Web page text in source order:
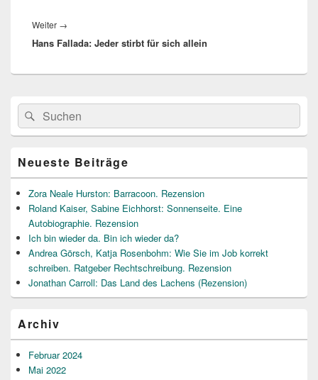
Weiter →
Beitrag:
Hans Fallada: Jeder stirbt für sich allein
Primärer
Seitenleisten
Widget-
Bereich
Suche
nach:
Suchen
Neueste Beiträge
Zora Neale Hurston: Barracoon. Rezension
Roland Kaiser, Sabine Eichhorst: Sonnenseite. Eine
Autobiographie. Rezension
Ich bin wieder da. Bin ich wieder da?
Andrea Görsch, Katja Rosenbohm: Wie Sie im Job korrekt
schreiben. Ratgeber Rechtschreibung. Rezension
Jonathan Carroll: Das Land des Lachens (Rezension)
Archiv
Februar 2024
Mai 2022